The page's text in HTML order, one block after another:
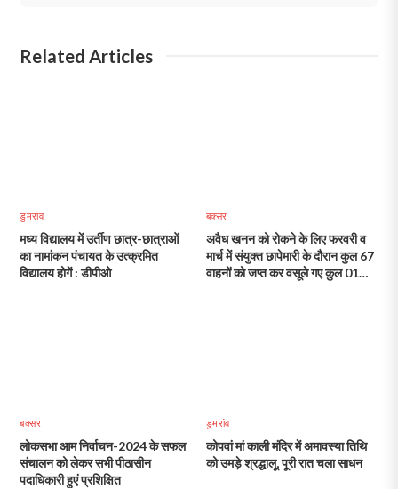
Related Articles
डुमरांव
मध्य विद्यालय में उर्तीण छात्र-छात्राओं
का नामांकन पंचायत के उत्क्रमित
विद्यालय होगें : डीपीओ
बक्सर
अवैध खनन को रोकने के लिए फरवरी व
मार्च में संयुक्त छापेमारी के दौरान कुल 67
वाहनों को जप्त कर वसूले गए कुल 01
बक्सर
लोकसभा आम निर्वाचन-2024 के सफल
संचालन को लेकर सभी पीठासीन
पदाधिकारी हुएं प्रशिक्षित
डुमरांव
कोपवां मां काली मंदिर में अमावस्या तिथि
को उमड़े श्रद्धालू, पूरी रात चला साधन